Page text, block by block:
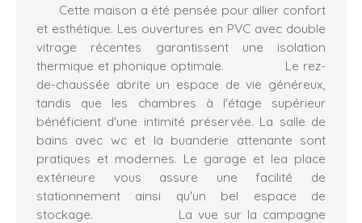
Cette maison a été pensée pour allier confort
et esthétique. Les ouvertures en PVC avec double
vitrage récentes garantissent une isolation
thermique et phonique optimale. Le rez-
de-chaussée abrite un espace de vie généreux,
tandis que les chambres à l'étage supérieur
bénéficient d'une intimité préservée. La salle de
bains avec wc et la buanderie attenante sont
pratiques et modernes. Le garage et lea place
extérieure vous assure une facilité de
stationnement ainsi qu'un bel espace de
stockage. La vue sur la campagne